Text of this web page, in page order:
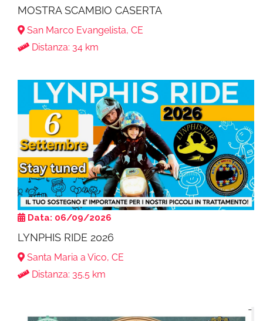
MOSTRA SCAMBIO CASERTA
San Marco Evangelista, CE
Distanza: 34 km
Data: 06/09/2026
LYNPHIS RIDE 2026
Santa Maria a Vico, CE
Distanza: 35.5 km